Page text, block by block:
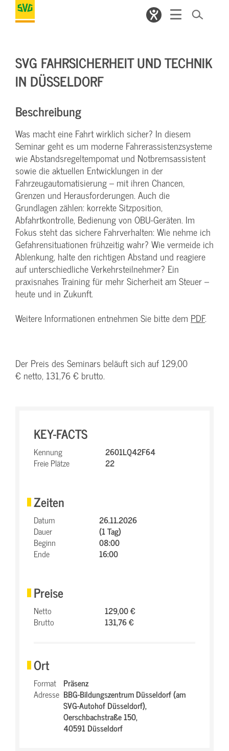
SVG FAHRSICHERHEIT UND TECHNIK
IN DÜSSELDORF
Beschreibung
Was macht eine Fahrt wirklich sicher? In diesem
Seminar geht es um moderne Fahrerassistenzsysteme
wie Abstandsregeltempomat und Notbremsassistent
sowie die aktuellen Entwicklungen in der
Fahrzeugautomatisierung – mit ihren Chancen,
Grenzen und Herausforderungen. Auch die
Grundlagen zählen: korrekte Sitzposition,
Abfahrtkontrolle, Bedienung von OBU-Geräten. Im
Fokus steht das sichere Fahrverhalten: Wie nehme ich
Gefahrensituationen frühzeitig wahr? Wie vermeide ich
Ablenkung, halte den richtigen Abstand und reagiere
auf unterschiedliche Verkehrsteilnehmer? Ein
praxisnahes Training für mehr Sicherheit am Steuer –
heute und in Zukunft.
Weitere Informationen entnehmen Sie bitte dem PDF.
Der Preis des Seminars beläuft sich auf 129,00
€ netto, 131,76 € brutto.
KEY-FACTS
Kennung
2601LQ42F64
Freie Plätze
22
Zeiten
Datum
26.11.2026
Dauer
(1 Tag)
Beginn
08:00
Ende
16:00
Preise
Netto
129,00 €
Brutto
131,76 €
Ort
Format Präsenz
Adresse BBG-Bildungszentrum Düsseldorf (am
SVG-Autohof Düsseldorf),
Oerschbachstraße 150,
40591 Düsseldorf